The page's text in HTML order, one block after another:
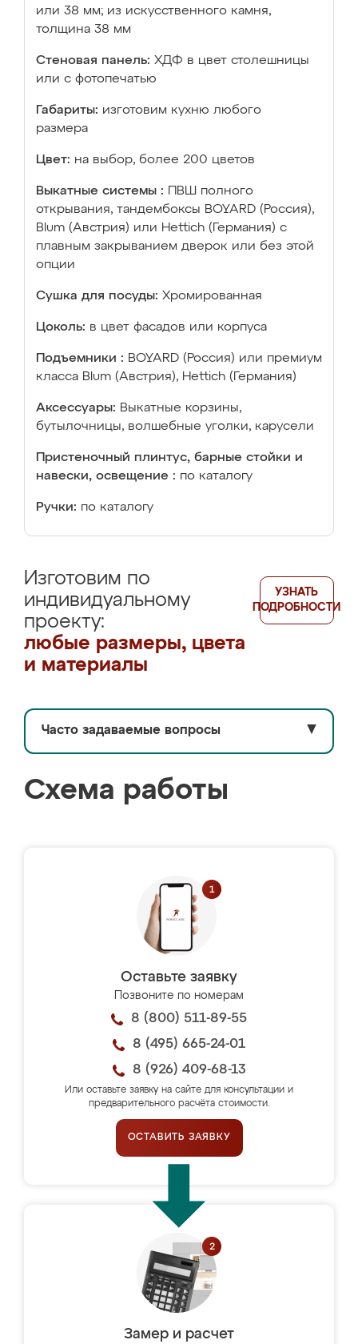
или 38 мм; из искусственного камня,
толщина 38 мм
Стеновая панель: ХДФ в цвет столешницы
или с фотопечатью
Габариты: изготовим кухню любого
размера
Цвет: на выбор, более 200 цветов
Выкатные системы :
ПВШ полного
открывания, тандембоксы BOYARD (Россия),
Blum (Австрия) или Hettich (Германия) с
плавным закрыванием дверок или без этой
опции
Сушка для посуды: Хромированная
Цоколь: в цвет фасадов или корпуса
Подъемники : BOYARD (Россия) или премиум
класса Blum (Австрия), Hettich (Германия)
Аксессуары: Выкатные корзины,
бутылочницы, волшебные уголки, карусели
Пристеночный плинтус, барные стойки и
навески, освещение : по каталогу
Ручки: по каталогу
Изготовим по
индивидуальному
проекту:
любые размеры, цвета
и материалы
УЗНАТЬ
ПОДРОБНОСТИ
Часто задаваемые вопросы ▼
Схема работы
Оставьте заявку
Позвоните по номерам
8 (800) 511-89-55
8 (495) 665-24-01
8 (926) 409-68-13
Или оставьте заявку на сайте для консультации и
предварительного расчёта стоимости.
ОСТАВИТЬ ЗАЯВКУ
Замер и расчет